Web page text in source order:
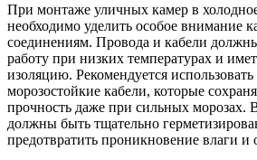
При монтаже уличных камер в
необходимо уделить особое внимание
соединениям. Провода и кабели
работу при низких температурах и
изоляцию. Рекомендуется
морозостойкие кабели, которые
прочность даже при сильных морозах.
должны быть тщательно
предотвратить проникновение влаги и